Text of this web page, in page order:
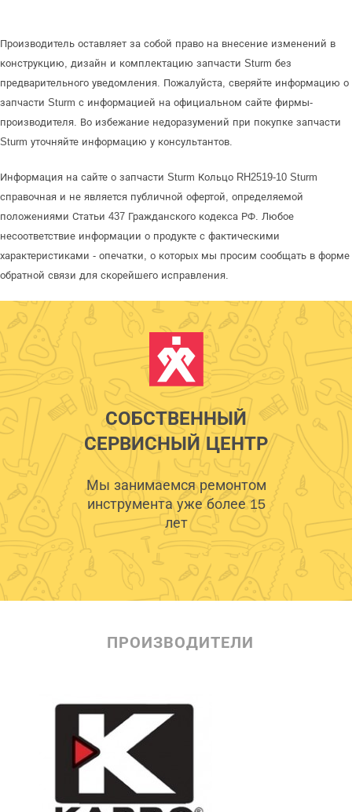
Производитель оставляет за собой право на внесение изменений в
конструкцию, дизайн и комплектацию запчасти Sturm без
предварительного уведомления. Пожалуйста, сверяйте информацию о
запчасти Sturm с информацией на официальном сайте фирмы-
производителя. Во избежание недоразумений при покупке запчасти
Sturm уточняйте информацию у консультантов.
Информация на сайте о запчасти Sturm Кольцо RH2519-10 Sturm
справочная и не является публичной офертой, определяемой
положениями Статьи 437 Гражданского кодекса РФ. Любое
несоответствие информации о продукте с фактическими
характеристиками - опечатки, о которых мы просим сообщать в форме
обратной связи для скорейшего исправления.
СОБСТВЕННЫЙ
СЕРВИСНЫЙ ЦЕНТР
Мы занимаемся ремонтом
инструмента уже более 15
лет
ПРОИЗВОДИТЕЛИ